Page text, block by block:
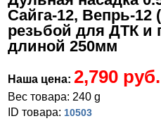
Сайга-12, Вепрь-
резьбой для ДТК и
длиной 250мм
Наша цена: 2,790 руб.
Вес товара: 240 g
ID товара: 10503